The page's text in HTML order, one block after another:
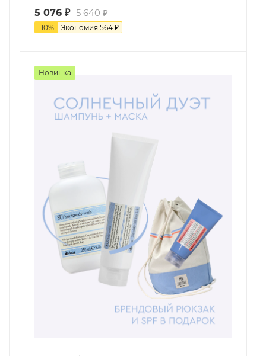
5 076 ₽ 5 640 ₽
-10% Экономия 564 ₽
Новинка